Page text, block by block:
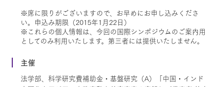
※席に限りがございますので、お早めにお申し込みくださ
い。申込み期限（2015年1月22日）
※これらの個人情報は、今回の国際シンポジウムのご案内用
としてのみ利用いたします。第三者には提供いたしません。
主催
法学部、科学研究費補助金・基盤研究（A）「中国・インド